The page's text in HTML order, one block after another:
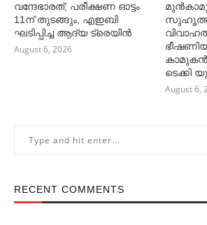
വന്ദേഭാരത്; പരീക്ഷണ ഓട്ടം
11ന് തുടങ്ങും, എഇബി
ഘടിപ്പിച്ച ആദ്യ ട്രെയിന്‍
August 6, 2026
ടെക്കി
August 6,
RECENT COMMENTS